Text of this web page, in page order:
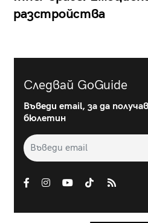
разстройства
Следвай GoGuide
Въведи email, за да
бюлетин